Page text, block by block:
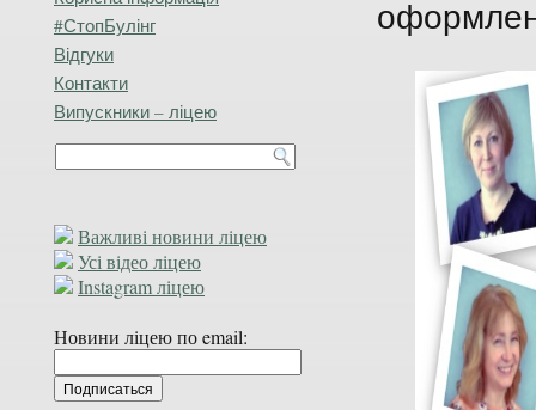
#СтопБулінг
Відгуки
Контакти
Випускники – ліцею
Важливі новини ліцею
Усі відео ліцею
Instagram ліцею
Новини ліцею по email: